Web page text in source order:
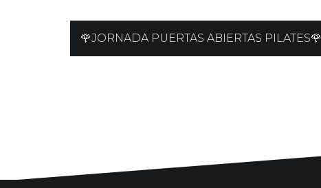
Navegación
🌹JORNADA PUERTAS ABIERTAS PILATES🌹